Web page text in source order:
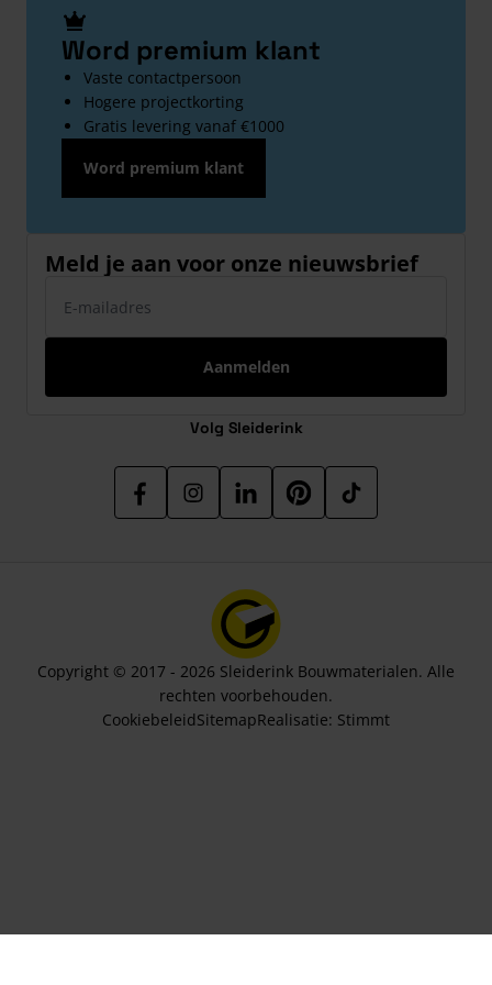
Word premium klant
Vaste contactpersoon
Hogere projectkorting
Gratis levering vanaf €1000
Word premium klant
Meld je aan voor onze nieuwsbrief
Aanmelden
Volg Sleiderink
Copyright © 2017 - 2026 Sleiderink Bouwmaterialen. Alle
rechten voorbehouden.
CookiebeleidSitemapRealisatie: Stimmt